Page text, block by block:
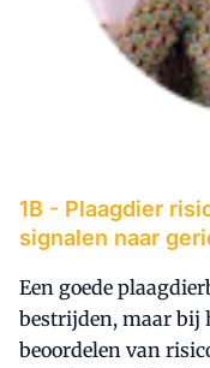
1B - Plaagdier
signalen naar
Een goede
bestrijden, maar bij
beoordelen van